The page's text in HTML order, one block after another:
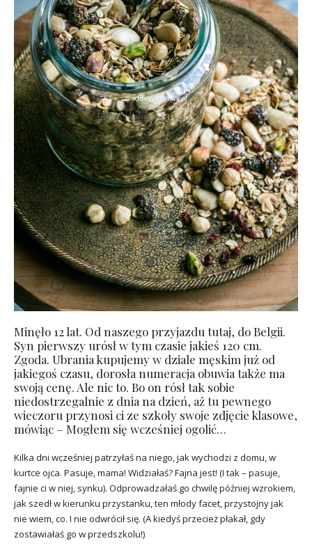
Minęło 12 lat. Od naszego przyjazdu tutaj, do Belgii.
Syn pierwszy urósł w tym czasie jakieś 120 cm.
Zgoda. Ubrania kupujemy w dziale męskim już od
jakiegoś czasu, dorosła numeracja obuwia także ma
swoją cenę. Ale nic to. Bo on rósł tak sobie
niedostrzegalnie z dnia na dzień, aż tu pewnego
wieczoru przynosi ci ze szkoły swoje zdjęcie klasowe,
mówiąc – Mogłem się wcześniej ogolić…
Kilka dni wcześniej patrzyłaś na niego, jak wychodzi z domu, w
kurtce ojca. Pasuje, mama! Widziałaś? Fajna jest! (I tak – pasuje,
fajnie ci w niej, synku). Odprowadzałaś go chwilę później wzrokiem,
jak szedł w kierunku przystanku, ten młody facet, przystojny jak
nie wiem, co. I nie odwrócił się. (A kiedyś przecież płakał, gdy
zostawiałaś go w przedszkolu!)